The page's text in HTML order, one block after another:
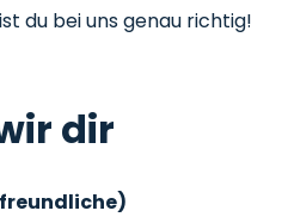
du bei uns genau richtig!
dir